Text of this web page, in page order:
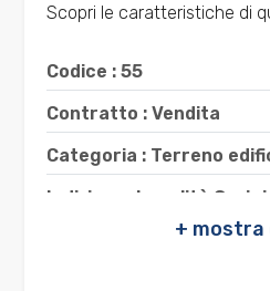
Scopri le caratteristiche di
Codice : 55
Contratto : Vendita
Categoria : Terreno
Indirizzo : Località
5
5+